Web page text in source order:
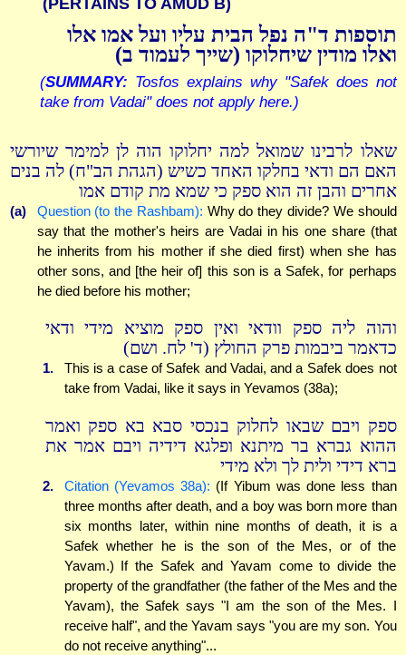
תוספות ד"ה נפל הבית עליו ועל אמו אלו
ואלו מודין שיחלוקו (שייך לעמוד ב)
(SUMMARY: Tosfos explains why "Safek does not
take from Vadai" does not apply here.)
שאלו לרבינו שמואל למה יחלוקו הוה לן למימר שיורשי
האם הם ודאי בחלקו האחד כשיש (הגהת הב"ח) לה בנים
אחרים והבן זה הוא ספק כי שמא מת קודם אמו
(a) Question (to the Rashbam): Why do they divide? We should
say that the mother's heirs are Vadai in his one share (that
he inherits from his mother if she died first) when she has
other sons, and [the heir of] this son is a Safek, for perhaps
he died before his mother;
והוה ליה ספק וודאי ואין ספק מוציא מידי ודאי
כדאמר ביבמות פרק החולץ (ד' לח. ושם)
1.
This is a case of Safek and Vadai, and a Safek does not
take from Vadai, like it says in Yevamos (38a);
ספק ויבם שבאו לחלוק בנכסי סבא בא ספק ואמר
ההוא גברא בר מיתנא ופלגא דידיה ויבם אמר את
ברא דידי ולית לך ולא מידי
2. Citation (Yevamos 38a): (If Yibum was done less than
three months after death, and a boy was born more than
six months later, within nine months of death, it is a
Safek whether he is the son of the Mes, or of the
Yavam.) If the Safek and Yavam come to divide the
property of the grandfather (the father of the Mes and the
Yavam), the Safek says "I am the son of the Mes. I
receive half", and the Yavam says "you are my son. You
do not receive anything"...